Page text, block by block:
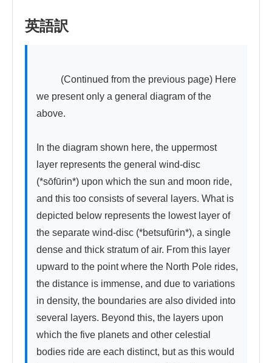
英語訳
we present only a general diagram of the
above.
In the diagram shown here, the uppermost
layer represents the general wind-disc
(*sōfūrin*) upon which the sun and moon ride,
and this too consists of several layers. What is
depicted below represents the lowest layer of
the separate wind-disc (*betsufūrin*), a single
dense and thick stratum of air. From this layer
upward to the point where the North Pole rides,
the distance is immense, and due to variations
in density, the boundaries are also divided into
several layers. Beyond this, the layers upon
which the five planets and other celestial
bodies ride are each distinct, but as this would